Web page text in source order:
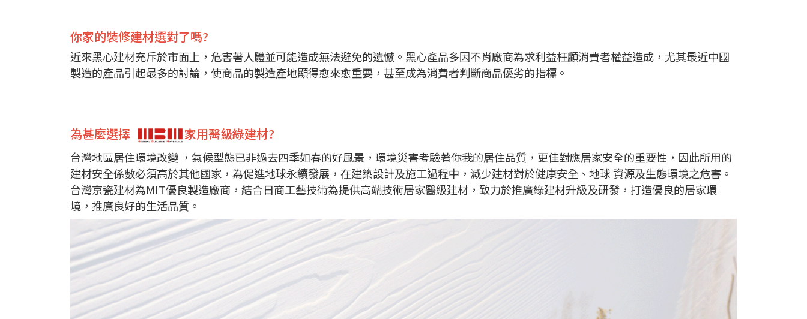
你家的裝修建材選對了嗎?
近來黑心建材充斥於市面上，危害著人體並可能造成無法避免的遺憾。黑心產品多因不肖廠商為求利益枉顧消費者權益造成，尤其最近中國
製造的產品引起最多的討論，使商品的製造產地顯得愈來愈重要，甚至成為消費者判斷商品優劣的指標。
為甚麼選擇 家用醫級綠建材?
台灣地區居住環境改變 ，氣候型態已非過去四季如春的好風景，環境災害考驗著你我的居住品質，更佳對應居家安全的重要性，因此所用的
建材安全係數必須高於其他國家，為促進地球永續發展，在建築設計及施工過程中，減少建材對於健康安全、地球 資源及生態環境之危害。
台灣京瓷建材為MIT優良製造廠商，結合日商工藝技術為提供高端技術居家醫級建材，致力於推廣綠建材升級及研發，打造優良的居家環
境，推廣良好的生活品質。